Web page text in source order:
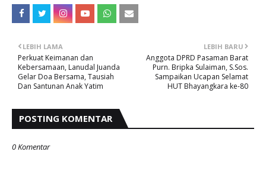
LEBIH BARU
Anggota DPRD Pasaman Barat
Purn. Bripka Sulaiman, S.Sos.
Sampaikan Ucapan Selamat
HUT Bhayangkara ke-80
LEBIH LAMA
Perkuat Keimanan dan
Kebersamaan, Lanudal Juanda
Gelar Doa Bersama, Tausiah
Dan Santunan Anak Yatim
POSTING KOMENTAR
0 Komentar